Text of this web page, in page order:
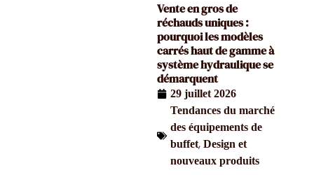
Vente en gros de
réchauds uniques :
pourquoi les modèles
carrés haut de gamme à
système hydraulique se
démarquent
29 juillet 2026
Tendances du marché
des équipements de
buffet, Design et
nouveaux produits